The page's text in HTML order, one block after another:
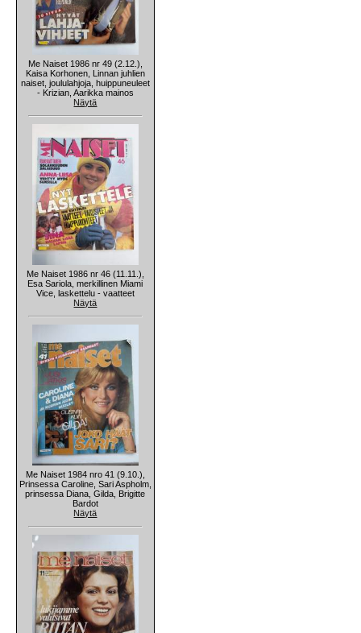
Me Naiset 1986 nr 49 (2.12.),
Kaisa Korhonen, Linnan juhlien
naiset, joululahjoja, huippuneuleet
- Krizian, Aarikka mainos
Näytä
Me Naiset 1986 nr 46 (11.11.),
Esa Sariola, merkillinen Miami
Vice, laskettelu - vaatteet
Näytä
Me Naiset 1984 nro 41 (9.10.),
Prinsessa Caroline, Sari Aspholm,
prinsessa Diana, Gilda, Brigitte
Bardot
Näytä